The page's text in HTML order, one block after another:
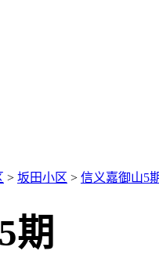
> 坂田小区 > 信义嘉御山5
期